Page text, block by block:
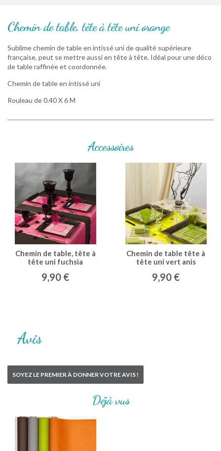
Chemin de table, tête à tête uni orange
Sublime chemin de table en intissé uni de qualité supérieure
française, peut se mettre aussi en tête à tête. Idéal pour une déco
de table raffinée et coordonnée.
Chemin de table en intissé uni
Rouleau de 0.40 X 6 M
Accessoires
Chemin de table, tête à
tête uni fuchsia
9,90 €
Chemin de table tête à
tête uni vert anis
9,90 €
Avis
SOYEZ LE PREMIER À DONNER VOTRE AVIS !
Déjà vus